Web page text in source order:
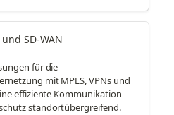
SD-WAN
für die
mit MPLS, VPNs und
effiziente Kommunikation
standortübergreifend.